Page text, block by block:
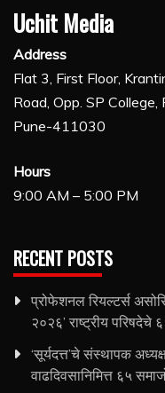
Uchit Media
Address
Flat 3, First Floor,
Road, Opp. SP
Pune-411030
Hours
9:00 AM – 5:00 PM
RECENT POSTS
प्रोफेशनल रियल्टर्स
२०२६’ राष्ट्रीय
‘सूर्यदत्त’चे संस्थापक
वाढदिवसानिमित्त ६५